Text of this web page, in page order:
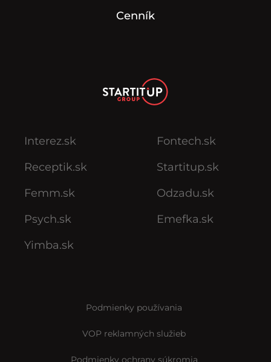
Cenník
Interez.sk
Receptik.sk
Femm.sk
Psych.sk
Yimba.sk
Fontech.sk
Startitup.sk
Odzadu.sk
Emefka.sk
Podmienky používania
VOP reklamných služieb
Podmienky ochrany súkromia